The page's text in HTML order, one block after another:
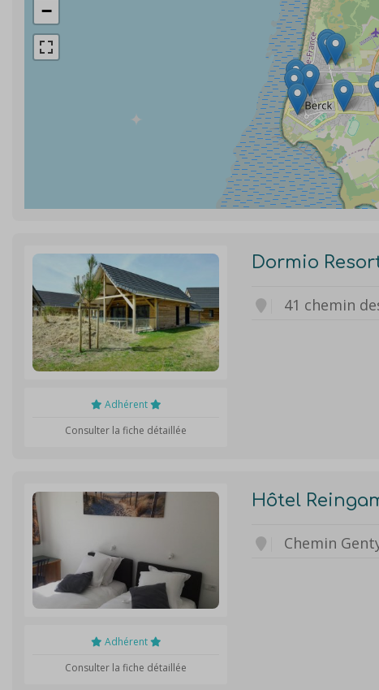
−
Adhérent
Consulter la fiche détaillée
Dormio
41 chemin
Adhérent
Consulter la fiche détaillée
Hôtel
Chemin